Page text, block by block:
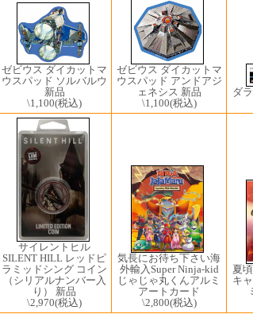
ゼビウス ダイカットマ
ウスパッド ソルバルウ
新品
\1,100(税込)
ゼビウス ダイカットマ
ウスパッド アンドアジ
ェネシス 新品
\1,100(税込)
ダ
サイレントヒル
SILENT HILL レッドピ
ラミッドシング コイン
（シリアルナンバー入
り） 新品
\2,970(税込)
気長にお待ち下さい海
外輸入Super Ninja-kid
じゃじゃ丸くんアルミ
アートカード
\2,800(税込)
夏
キ